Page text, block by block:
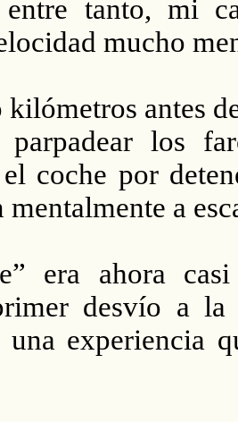
entre tanto, mi
mucho
antes
parpadear los
coche por
mentalmente a
era ahora
desvío a la
una experiencia